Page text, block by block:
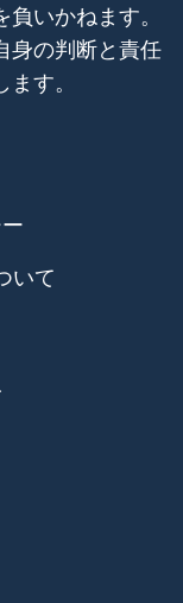
いかねます。
身の判断と責任
す。
いて